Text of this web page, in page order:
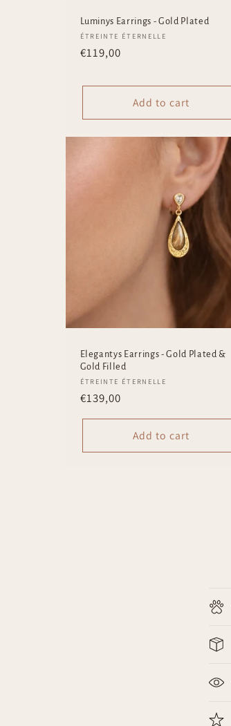
Luminys Earrings - Gold Plated
Vendor:
ÉTREINTE ÉTERNELLE
Regular
€119,00
Add to cart
Elegantys Earrings - Gold Plated &
Gold Filled
Vendor:
ÉTREINTE ÉTERNELLE
Regular
€139,00
Add to cart
C
l
a
p